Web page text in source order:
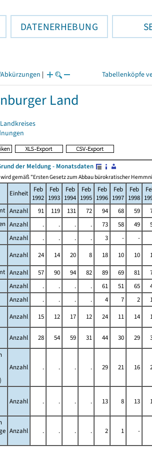
DATENERHEBUNG
| Tabellenköpfe
Land
der Meldung - Monatsdaten
gemäß "Ersten Gesetz zum Abbau bürokratischer
Einheit
Feb
1992
Feb
1993
Feb
1994
Feb
1995
Feb
1996
Feb
1997
Feb
1998
Anzahl 91 119 131 72 94 68 59
Anzahl . . . . 73 58 49
Anzahl . . . . 3 - -
Anzahl 24 14 20 8 18 10 10
Anzahl 57 90 94 82 89 69 81
Anzahl . . . . 61 51 65
Anzahl . . . . 4 7 2
Anzahl 15 12 17 12 24 11 14
Anzahl 28 54 59 31 44 30 29
Anzahl . . . . 29 21 16
Anzahl . . . . 13 8 13
Anzahl . . . . 2 1 -